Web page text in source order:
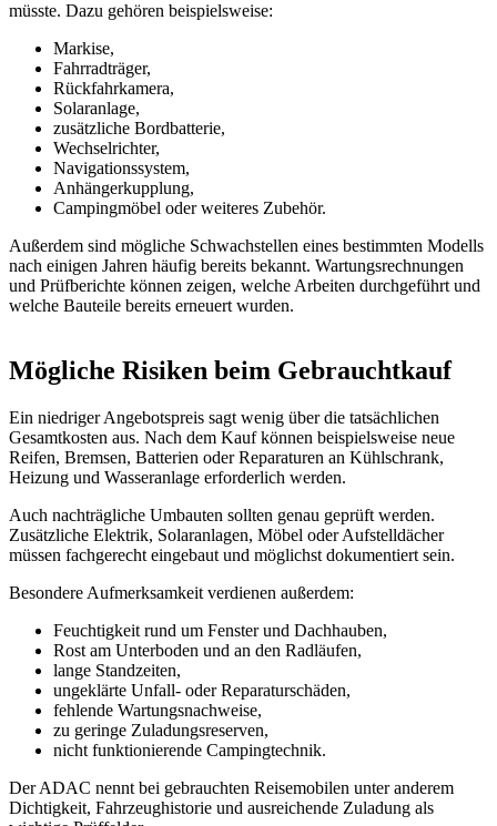
müsste. Dazu gehören beispielsweise:
Markise,
Fahrradträger,
Rückfahrkamera,
Solaranlage,
zusätzliche Bordbatterie,
Wechselrichter,
Navigationssystem,
Anhängerkupplung,
Campingmöbel oder weiteres Zubehör.
Außerdem sind mögliche Schwachstellen eines bestimmten Modells
nach einigen Jahren häufig bereits bekannt. Wartungsrechnungen
und Prüfberichte können zeigen, welche Arbeiten durchgeführt und
welche Bauteile bereits erneuert wurden.
Mögliche Risiken beim Gebrauchtkauf
Ein niedriger Angebotspreis sagt wenig über die tatsächlichen
Gesamtkosten aus. Nach dem Kauf können beispielsweise neue
Reifen, Bremsen, Batterien oder Reparaturen an Kühlschrank,
Heizung und Wasseranlage erforderlich werden.
Auch nachträgliche Umbauten sollten genau geprüft werden.
Zusätzliche Elektrik, Solaranlagen, Möbel oder Aufstelldächer
müssen fachgerecht eingebaut und möglichst dokumentiert sein.
Besondere Aufmerksamkeit verdienen außerdem:
Feuchtigkeit rund um Fenster und Dachhauben,
Rost am Unterboden und an den Radläufen,
lange Standzeiten,
ungeklärte Unfall- oder Reparaturschäden,
fehlende Wartungsnachweise,
zu geringe Zuladungsreserven,
nicht funktionierende Campingtechnik.
Der ADAC nennt bei gebrauchten Reisemobilen unter anderem
Dichtigkeit, Fahrzeughistorie und ausreichende Zuladung als